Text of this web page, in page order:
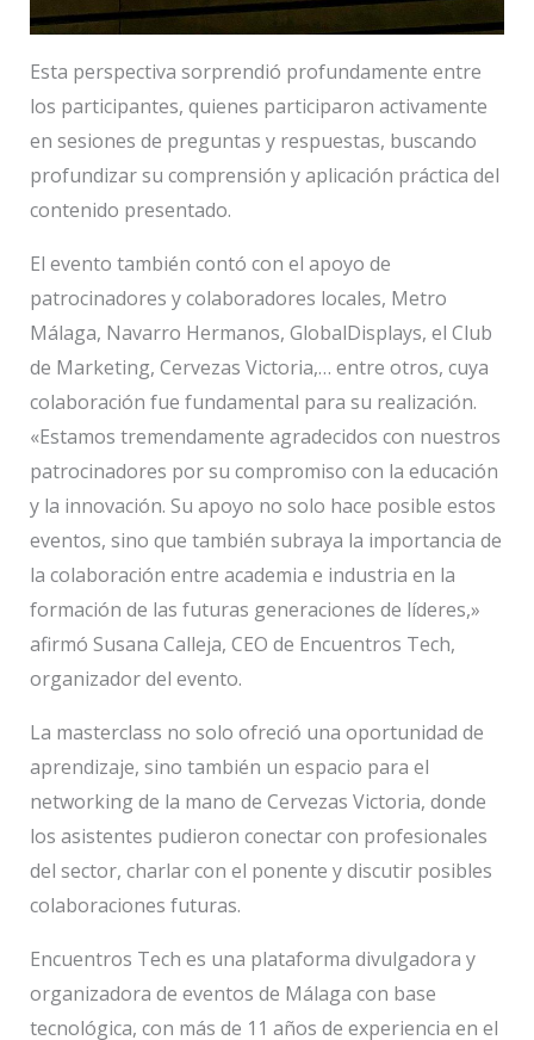
Esta perspectiva sorprendió profundamente entre
los participantes, quienes participaron activamente
en sesiones de preguntas y respuestas, buscando
profundizar su comprensión y aplicación práctica del
contenido presentado.
El evento también contó con el apoyo de
patrocinadores y colaboradores locales, Metro
Málaga, Navarro Hermanos, GlobalDisplays, el Club
de Marketing, Cervezas Victoria,… entre otros, cuya
colaboración fue fundamental para su realización.
«Estamos tremendamente agradecidos con nuestros
patrocinadores por su compromiso con la educación
y la innovación. Su apoyo no solo hace posible estos
eventos, sino que también subraya la importancia de
la colaboración entre academia e industria en la
formación de las futuras generaciones de líderes,»
afirmó Susana Calleja, CEO de Encuentros Tech,
organizador del evento.
La masterclass no solo ofreció una oportunidad de
aprendizaje, sino también un espacio para el
networking de la mano de Cervezas Victoria, donde
los asistentes pudieron conectar con profesionales
del sector, charlar con el ponente y discutir posibles
colaboraciones futuras.
Encuentros Tech es una plataforma divulgadora y
organizadora de eventos de Málaga con base
tecnológica, con más de 11 años de experiencia en el